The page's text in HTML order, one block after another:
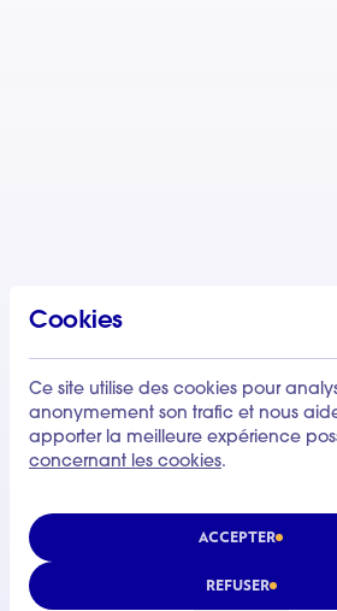
Cookies
Ce site utilise des cookies pour
anonymement son trafic et nous
apporter la meilleure expérience
concernant les cookies.
ACCEPTER
REFUSER